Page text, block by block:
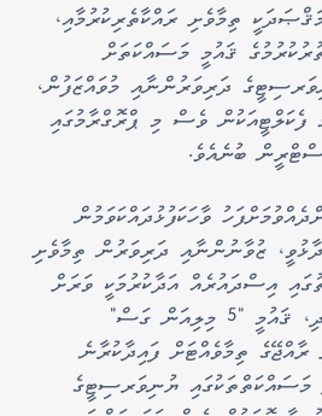
ތިމާވެށި ރައްކާތެރިކުރުމާއި،
ޤައުމީ މަސައްކަތަށް
ދަރިވަރުންނާއި މުވައްޒަފުން،
ވެސް މި ޕްރޮގްރާމުގައި
ބުނެއެވެ.
ވާހަކަފުޅުދައްކަވަމުން
ޒުވާނުންނާއި ދަރިވަރުން ތިމާވެށި
އިސްދައުރެއް އަދާކުރުމަކީ ވަރަށް
މުހިންމު ކަމެއް ކަމަށެވެ. އަދި، ޤައުމީ "5 މިލިއަން ގަސް"
ތިމާވެއްޓަށް ފައިދާކުރާނެ
މަސައްކަތްތަކުގައި ޔުނިވަރސިޓީގެ